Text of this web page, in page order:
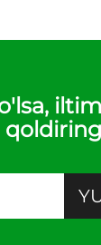
qoldiring